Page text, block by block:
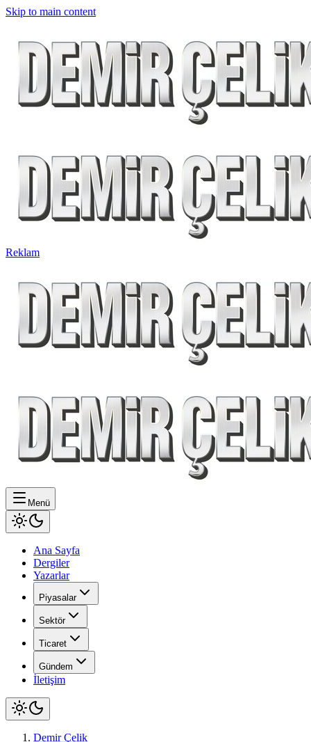
Skip to main content
Reklam
Menü
Ana Sayfa
Dergiler
Yazarlar
Piyasalar
Sektör
Ticaret
Gündem
İletişim
Demir Çelik